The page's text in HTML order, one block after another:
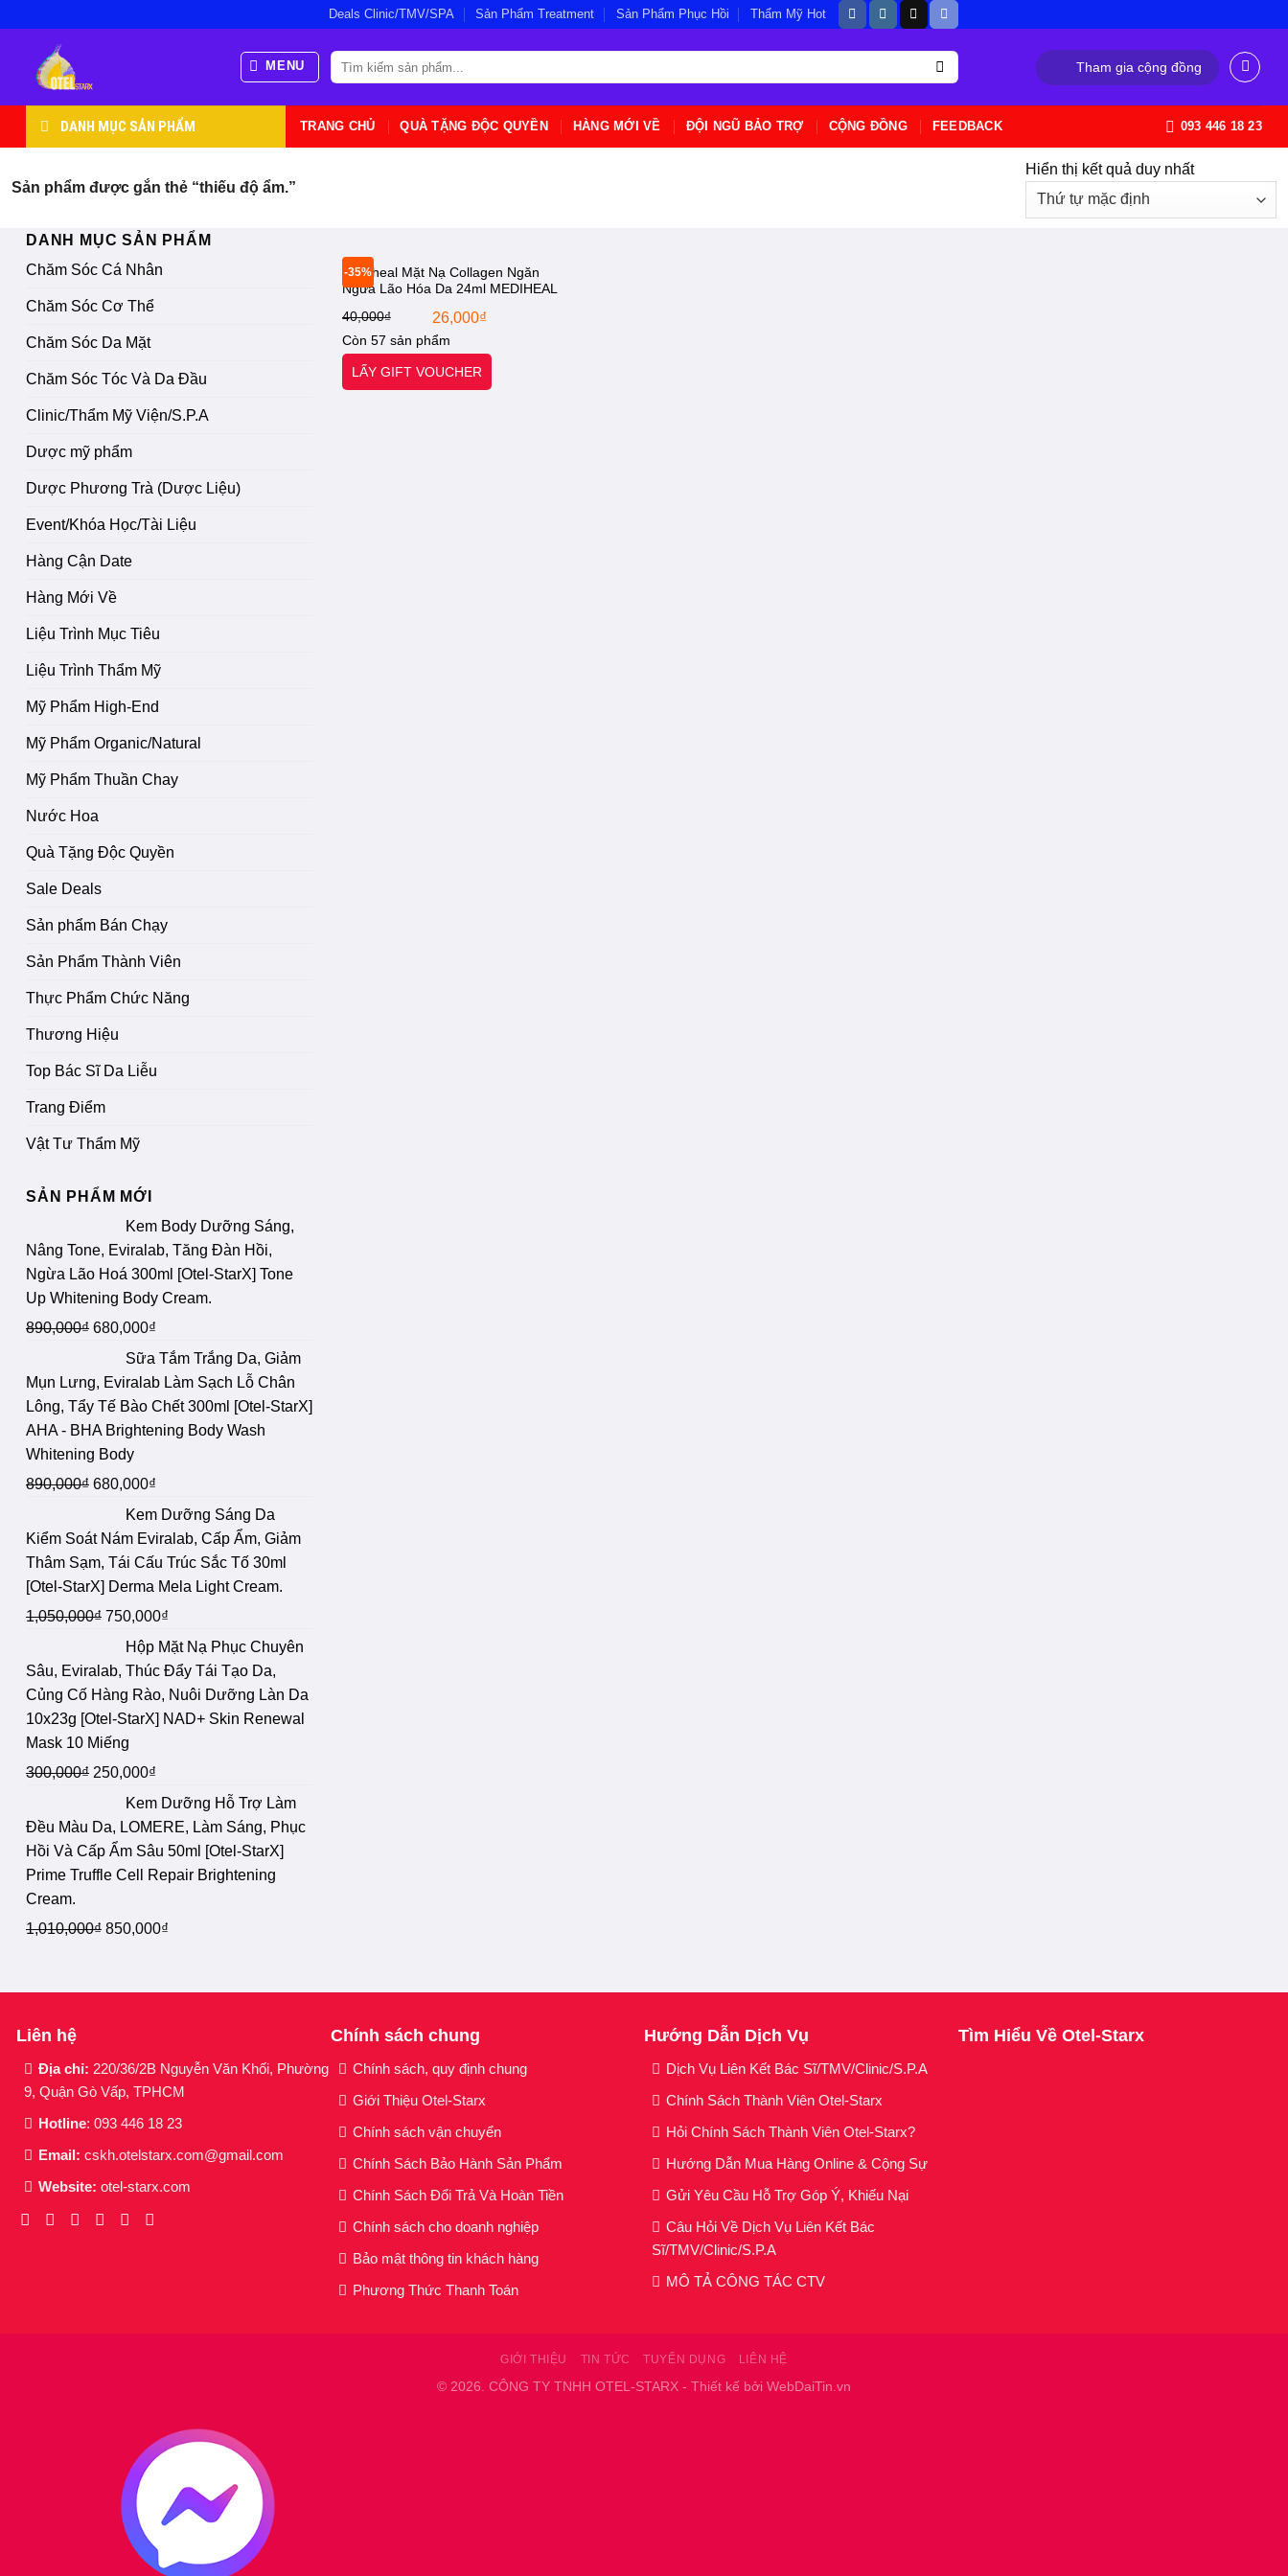
Deals Clinic/TMV/SPA Sản Phẩm Treatment Sản Phẩm Phục Hồi Thẩm Mỹ Hot
MENU
Tìm
kiếm:
Tham gia cộng đồng
DANH MỤC SẢN PHẨM TRANG CHỦ QUÀ TẶNG ĐỘC QUYỀN HÀNG MỚI VỀ ĐỘI NGŨ BẢO TRỢ CỘNG ĐỒNG FEEDBACK 093 446 18 23
Sản phẩm được gắn thẻ “thiếu độ ẩm.”
Hiển thị kết quả duy nhất
DANH MỤC SẢN PHẨM
Chăm Sóc Cá Nhân
Chăm Sóc Cơ Thể
Chăm Sóc Da Mặt
Chăm Sóc Tóc Và Da Đầu
Clinic/Thẩm Mỹ Viện/S.P.A
Dược mỹ phẩm
Dược Phương Trà (Dược Liệu)
Event/Khóa Học/Tài Liệu
Hàng Cận Date
Hàng Mới Về
Liệu Trình Mục Tiêu
Liệu Trình Thẩm Mỹ
Mỹ Phẩm High-End
Mỹ Phẩm Organic/Natural
Mỹ Phẩm Thuần Chay
Nước Hoa
Quà Tặng Độc Quyền
Sale Deals
Sản phẩm Bán Chạy
Sản Phẩm Thành Viên
Thực Phẩm Chức Năng
Thương Hiệu
Top Bác Sĩ Da Liễu
Trang Điểm
Vật Tư Thẩm Mỹ
SẢN PHẨM MỚI
Kem Body Dưỡng Sáng,
Nâng Tone, Eviralab, Tăng Đàn Hồi,
Ngừa Lão Hoá 300ml [Otel-StarX] Tone
Up Whitening Body Cream.
890,000₫ Giá
là:
890,000₫.
680,000₫
hiện
tại
là:
680,000₫.
Sữa Tắm Trắng Da, Giảm
Mụn Lưng, Eviralab Làm Sạch Lỗ Chân
Lông, Tẩy Tế Bào Chết 300ml [Otel-StarX]
AHA - BHA Brightening Body Wash
Whitening Body
890,000₫ Giá
là:
890,000₫.
680,000₫
hiện
tại
là:
680,000₫.
Kem Dưỡng Sáng Da
Kiểm Soát Nám Eviralab, Cấp Ẩm, Giảm
Thâm Sạm, Tái Cấu Trúc Sắc Tố 30ml
[Otel-StarX] Derma Mela Light Cream.
1,050,000₫ Giá
gốc
là:
1,050,000₫.
750,000₫
hiện
tại
là:
750,000₫.
Hộp Mặt Nạ Phục Chuyên
Sâu, Eviralab, Thúc Đẩy Tái Tạo Da,
Củng Cố Hàng Rào, Nuôi Dưỡng Làn Da
10x23g [Otel-StarX] NAD+ Skin Renewal
Mask 10 Miếng
300,000₫ Giá
là:
300,000₫.
250,000₫
hiện
tại
là:
250,000₫.
Kem Dưỡng Hỗ Trợ Làm
Đều Màu Da, LOMERE, Làm Sáng, Phục
Hồi Và Cấp Ẩm Sâu 50ml [Otel-StarX]
Prime Truffle Cell Repair Brightening
Cream.
1,010,000₫ Giá
850,000₫
-35%
Mediheal Mặt Nạ Collagen Ngăn
Ngừa Lão Hóa Da 24ml MEDIHEAL
StarX- Chính Hãng]
40,000₫ 26,000₫
Còn 57 sản phẩm
LẤY GIFT VOUCHER
Liên hệ
Địa chỉ: 220/36/2B Nguyễn Văn Khối, Phường
9, Quận Gò Vấp, TPHCM
Hotline: 093 446 18 23
Email: cskh.otelstarx.com@gmail.com
Website: otel-starx.com
Chính sách chung
Chính sách, quy định chung
Giới Thiệu Otel-Starx
Chính sách vận chuyển
Chính Sách Bảo Hành Sản Phẩm
Chính Sách Đổi Trả Và Hoàn Tiền
Chính sách cho doanh nghiệp
Bảo mật thông tin khách hàng
Phương Thức Thanh Toán
Hướng Dẫn Dịch Vụ
Dịch Vụ Liên Kết Bác Sĩ/TMV/Clinic/S.P.A
Chính Sách Thành Viên Otel-Starx
Hỏi Chính Sách Thành Viên Otel-Starx?
Hướng Dẫn Mua Hàng Online & Cộng Sự
Gửi Yêu Cầu Hỗ Trợ Góp Ý, Khiếu Nại
Câu Hỏi Về Dịch Vụ Liên Kết Bác
Sĩ/TMV/Clinic/S.P.A
MÔ TẢ CÔNG TÁC CTV
Tìm Hiểu Về Otel-Starx
GIỚI THIỆU TIN TỨC TUYỂN DỤNG LIÊN HỆ
© 2026. CÔNG TY TNHH OTEL-STARX - Thiết kế bởi WebDaiTin.vn